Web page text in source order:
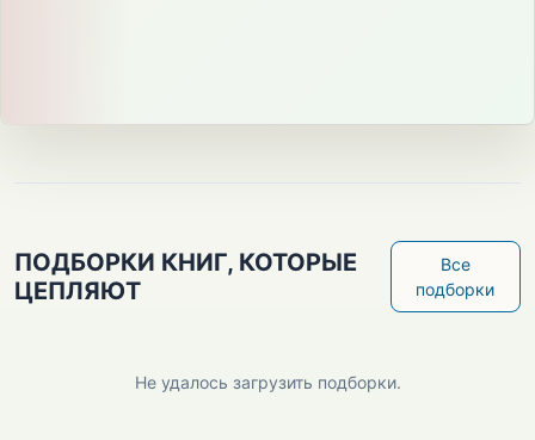
ПОДБОРКИ КНИГ, КОТОРЫЕ
ЦЕПЛЯЮТ
Все
подборки
Не удалось загрузить подборки.